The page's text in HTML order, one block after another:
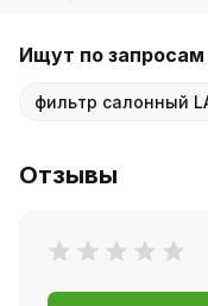
Ищут по запросам
фильтр салонный
Отзывы